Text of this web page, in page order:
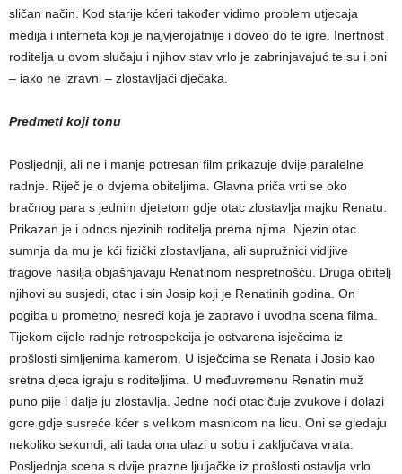
sličan način. Kod starije kćeri također vidimo problem utjecaja
medija i interneta koji je najvjerojatnije i doveo do te igre. Inertnost
roditelja u ovom slučaju i njihov stav vrlo je zabrinjavajuć te su i oni
– iako ne izravni – zlostavljači dječaka.
Predmeti koji tonu
Posljednji, ali ne i manje potresan film prikazuje dvije paralelne
radnje. Riječ je o dvjema obiteljima. Glavna priča vrti se oko
bračnog para s jednim djetetom gdje otac zlostavlja majku Renatu.
Prikazan je i odnos njezinih roditelja prema njima. Njezin otac
sumnja da mu je kći fizički zlostavljana, ali supružnici vidljive
tragove nasilja objašnjavaju Renatinom nespretnošću. Druga obitelj
njihovi su susjedi, otac i sin Josip koji je Renatinih godina. On
pogiba u prometnoj nesreći koja je zapravo i uvodna scena filma.
Tijekom cijele radnje retrospekcija je ostvarena isječcima iz
prošlosti simljenima kamerom. U isječcima se Renata i Josip kao
sretna djeca igraju s roditeljima. U međuvremenu Renatin muž
puno pije i dalje ju zlostavlja. Jedne noći otac čuje zvukove i dolazi
gore gdje susreće kćer s velikom masnicom na licu. Oni se gledaju
nekoliko sekundi, ali tada ona ulazi u sobu i zaključava vrata.
Posljednja scena s dvije prazne ljuljačke iz prošlosti ostavlja vrlo